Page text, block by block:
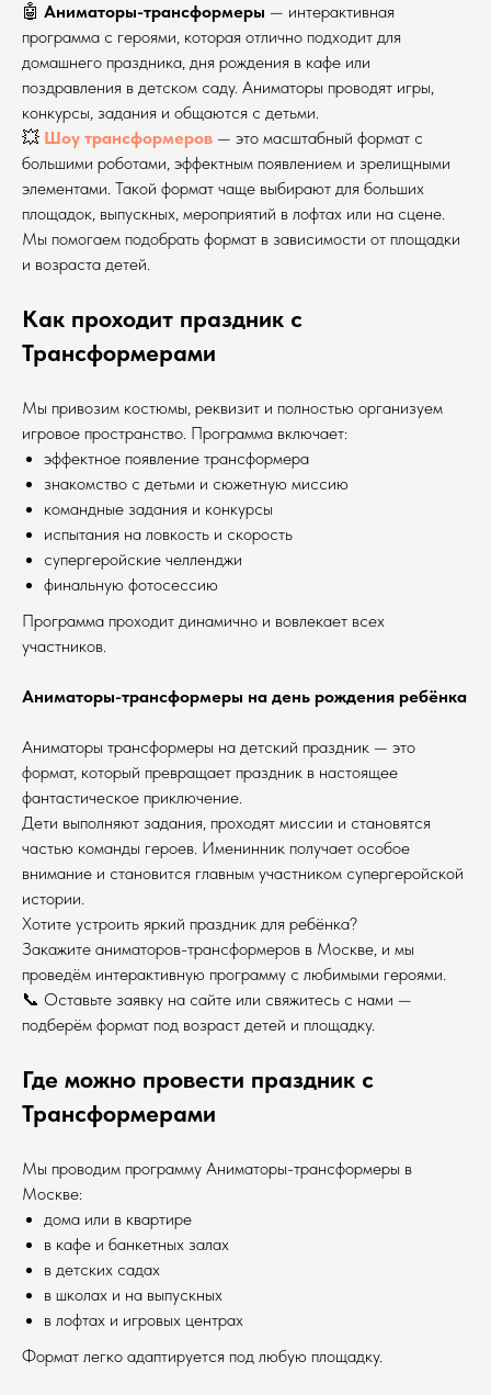
🤖 Аниматоры-трансформеры — интерактивная
программа с героями, которая отлично подходит для
домашнего праздника, дня рождения в кафе или
поздравления в детском саду. Аниматоры проводят игры,
конкурсы, задания и общаются с детьми.
💥 Шоу трансформеров — это масштабный формат с
большими роботами, эффектным появлением и зрелищными
элементами. Такой формат чаще выбирают для больших
площадок, выпускных, мероприятий в лофтах или на сцене.
Мы помогаем подобрать формат в зависимости от площадки
и возраста детей.
Как проходит праздник с
Трансформерами
Мы привозим костюмы, реквизит и полностью организуем
игровое пространство. Программа включает:
эффектное появление трансформера
знакомство с детьми и сюжетную миссию
командные задания и конкурсы
испытания на ловкость и скорость
супергеройские челленджи
финальную фотосессию
Программа проходит динамично и вовлекает всех
участников.
Аниматоры-трансформеры на день рождения ребёнка
Аниматоры трансформеры на детский праздник — это
формат, который превращает праздник в настоящее
фантастическое приключение.
Дети выполняют задания, проходят миссии и становятся
частью команды героев. Именинник получает особое
внимание и становится главным участником супергеройской
истории.
Хотите устроить яркий праздник для ребёнка?
Закажите аниматоров-трансформеров в Москве, и мы
проведём интерактивную программу с любимыми героями.
📞 Оставьте заявку на сайте или свяжитесь с нами —
подберём формат под возраст детей и площадку.
Где можно провести праздник с
Трансформерами
Мы проводим программу Аниматоры-трансформеры в
Москве:
дома или в квартире
в кафе и банкетных залах
в детских садах
в школах и на выпускных
в лофтах и игровых центрах
Формат легко адаптируется под любую площадку.